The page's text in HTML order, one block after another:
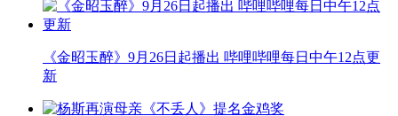
《金昭玉醉》9月26日起播出 哔哩哔哩每日中午12点更
新